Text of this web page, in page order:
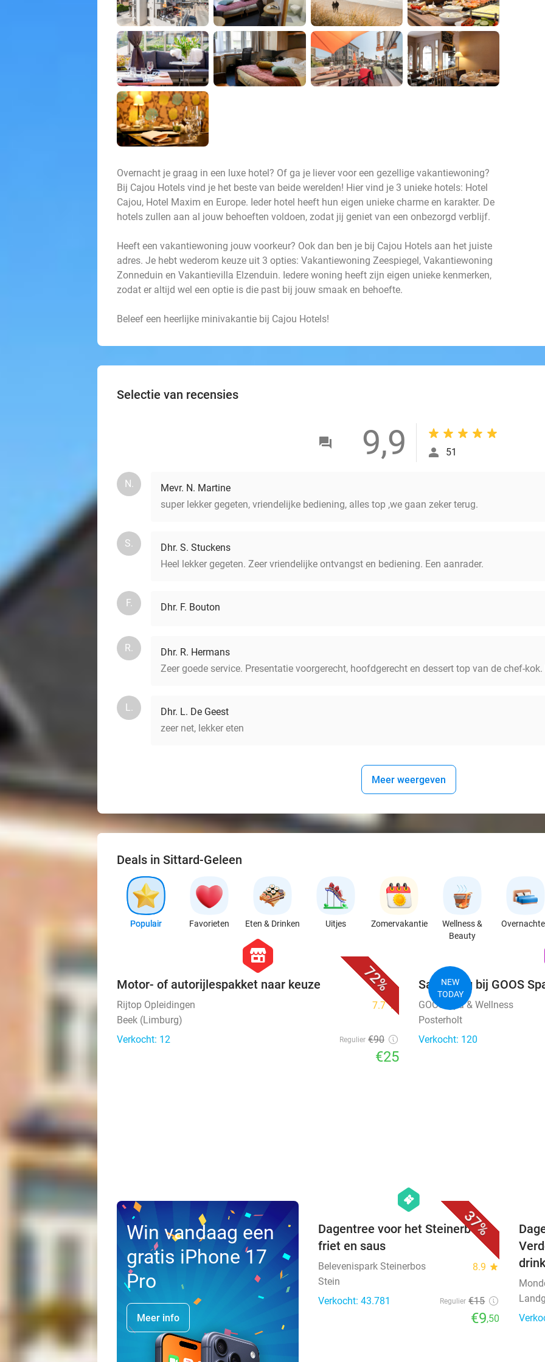
Overnacht je graag in een luxe hotel? Of ga je liever voor een gezellige vakantiewoning?
Bij Cajou Hotels vind je het beste van beide werelden! Hier vind je 3 unieke hotels: Hotel
Cajou, Hotel Maxim en Europe. Ieder hotel heeft hun eigen unieke charme en karakter. De
hotels zullen aan al jouw behoeften voldoen, zodat jij geniet van een onbezorgd verblijf.
Heeft een vakantiewoning jouw voorkeur? Ook dan ben je bij Cajou Hotels aan het juiste
adres. Je hebt wederom keuze uit 3 opties: Vakantiewoning Zeespiegel, Vakantiewoning
Zonneduin en Vakantievilla Elzenduin. Iedere woning heeft zijn eigen unieke kenmerken,
zodat er altijd wel een optie is die past bij jouw smaak en behoefte.
Beleef een heerlijke minivakantie bij Cajou Hotels!
Selectie van recensies
9,9 51
N.
Mevr. N. Martine
super lekker gegeten, vriendelijke bediening, alles top ,we gaan zeker terug.
S.
Dhr. S. Stuckens
Heel lekker gegeten. Zeer vriendelijke ontvangst en bediening. Een aanrader.
F. Dhr. F. Bouton
R.
Dhr. R. Hermans
Zeer goede service. Presentatie voorgerecht, hoofdgerecht en dessert top van de chef-
L.
Dhr. L. De Geest
zeer net, lekker eten
Meer weergeven
Deals in Sittard-Geleen
Populair Favorieten Eten & Drinken Uitjes Zomervakantie
Wellness &
Beauty
72%
hexagon
store
Motor- of autorijlespakket naar keuze
Rijtop Opleidingen 7.7star
Beek (Limburg)
Verkocht: 12
Regulier €90
€25
NEW
TODAY
Saunadag bij GOOS
GOOS Spa & Wellness
Posterholt
Verkocht: 120
Win vandaag een
gratis iPhone 17
Pro
Meer info
37%
hexagon
events
Dagentree voor het Steinerbos +
friet en saus
Belevenispark Steinerbos 8.9 star
Stein
Verkocht: 43.781
Regulier €15
€9,50